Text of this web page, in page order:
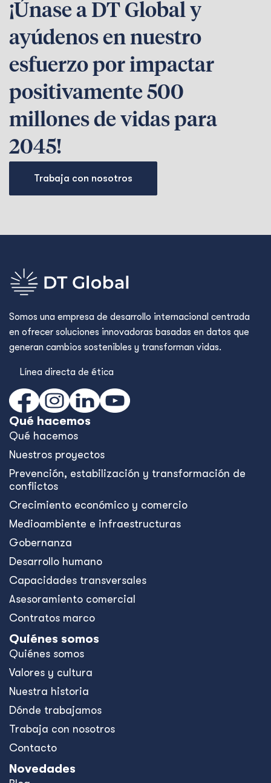
¡Únase a DT Global y
ayúdenos en nuestro
esfuerzo por impactar
positivamente 500
millones de vidas para
2045!
Trabaja con nosotros
Somos una empresa de desarrollo internacional centrada
en ofrecer soluciones innovadoras basadas en datos que
generan cambios sostenibles y transforman vidas.
Línea directa de ética
Qué hacemos
Qué hacemos
Nuestros proyectos
Prevención, estabilización y transformación de
conflictos
Crecimiento económico y comercio
Medioambiente e infraestructuras
Gobernanza
Desarrollo humano
Capacidades transversales
Asesoramiento comercial
Contratos marco
Quiénes somos
Quiénes somos
Valores y cultura
Nuestra historia
Dónde trabajamos
Trabaja con nosotros
Contacto
Novedades